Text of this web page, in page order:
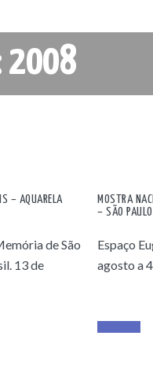
2008
– AQUARELA
de São
13 de
MOSTRA
– SÃO
Espaço
agosto a